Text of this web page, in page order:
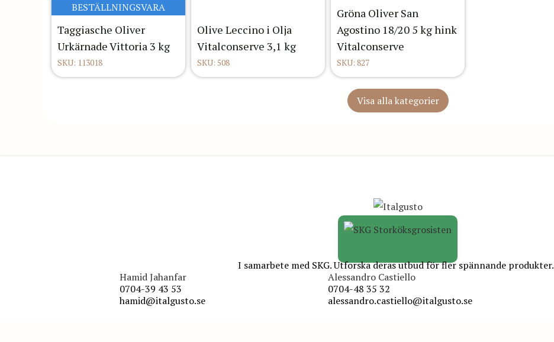
BESTÄLLNINGSVARA
Taggiasche Oliver
Urkärnade Vittoria 3 kg
SKU: 113018
Olive Leccino i Olja
Vitalconserve 3,1 kg
SKU: 508
Gröna Oliver San
Agostino 18/20 5 kg hink
Vitalconserve
SKU: 827
Visa alla kategorier
I samarbete med SKG. Utforska deras utbud för fler spännande produkter.
Hamid Jahanfar
0704-39 43 53
hamid@italgusto.se
Alessandro Castiello
0704-48 35 32
alessandro.castiello@italgusto.se